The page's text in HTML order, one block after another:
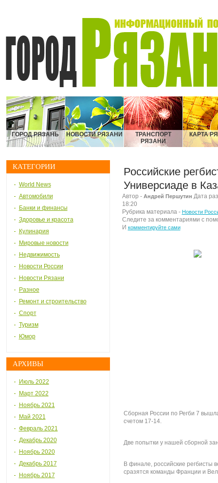
ГОРОД РЯЗАНЬ НОВОСТИ РЯЗАНИ
ТРАНСПОРТ
РЯЗАНИ
КАРТА
КАТЕГОРИИ
World News
Автомобили
Банки и финансы
Здоровье и красота
Кулинария
Мировые новости
Недвижимость
Новости России
Новости Рязани
Разное
Ремонт и строительство
Спорт
Туризм
Юмор
АРХИВЫ
Июль 2022
Март 2022
Ноябрь 2021
Май 2021
Февраль 2021
Декабрь 2020
Ноябрь 2020
Декабрь 2017
Ноябрь 2017
Российские
Универсиаде в
Автор - Андрей Першутин Дата
18:20
Рубрика материала - Новости
Следите за комментариями с
И комментируйте сами
Сборная России по Регби 7
счетом 17-14.
Две попытки у нашей сборной
В финале, российские регбисты
сразятся команды Франции и